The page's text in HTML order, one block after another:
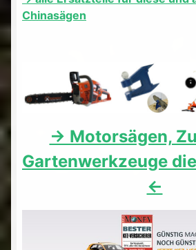
Chinasägen
-> Motorsägen,
Gartenwerkzeuge
<-